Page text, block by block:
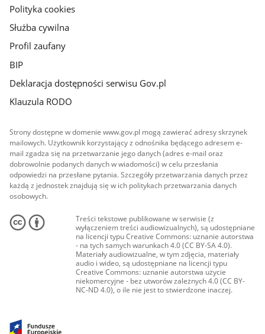
Polityka cookies
Służba cywilna
Profil zaufany
BIP
Deklaracja dostępności serwisu Gov.pl
Klauzula RODO
Strony dostępne w domenie www.gov.pl mogą zawierać adresy skrzynek
mailowych. Użytkownik korzystający z odnośnika będącego adresem e-
mail zgadza się na przetwarzanie jego danych (adres e-mail oraz
dobrowolnie podanych danych w wiadomości) w celu przesłania
odpowiedzi na przesłane pytania. Szczegóły przetwarzania danych przez
każdą z jednostek znajdują się w ich politykach przetwarzania danych
osobowych.
Treści tekstowe publikowane w serwisie (z
wyłączeniem treści audiowizualnych), są udostępniane
na licencji typu Creative Commons: uznanie autorstwa
- na tych samych warunkach 4.0 (CC BY-SA 4.0).
Materiały audiowizualne, w tym zdjęcia, materiały
audio i wideo, są udostępniane na licencji typu
Creative Commons: uznanie autorstwa użycie
niekomercyjne - bez utworów zależnych 4.0 (CC BY-
NC-ND 4.0), o ile nie jest to stwierdzone inaczej.